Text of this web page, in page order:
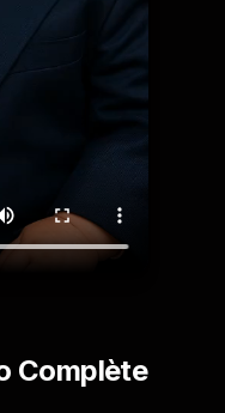
Complète